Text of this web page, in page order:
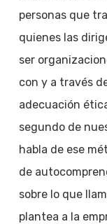
personas que
quienes las
ser
con y a través
adecuación
segundo de
habla de ese
de
sobre lo que
plantea a la